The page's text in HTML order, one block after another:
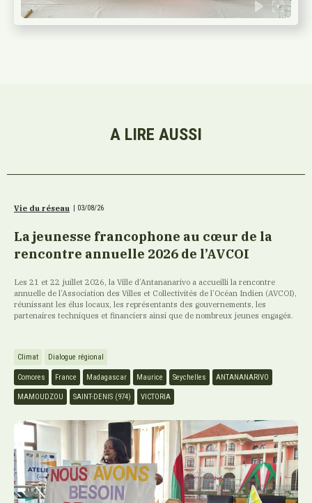
A LIRE AUSSI
Vie du réseau | 03/08/26
La jeunesse francophone au cœur de la
rencontre annuelle 2026 de l’AVCOI
Les 21 et 22 juillet 2026, la Ville d’Antananarivo a accueilli la rencontre
annuelle de l’Association des Villes et Collectivités de l’Océan Indien (AVCOI),
réunissant les élus locaux, les représentants des gouvernements, les
partenaires techniques et financiers ainsi que de nombreux jeunes engagés.
Climat Dialogue régional
Comores France Madagascar Maurice Seychelles ANTANANARIVO
MAMOUDZOU SAINT-DENIS (974) VICTORIA